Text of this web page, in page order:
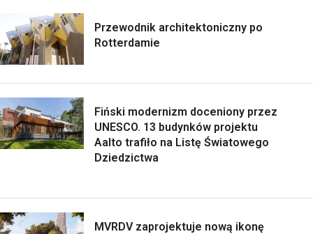
Przewodnik architektoniczny po
Rotterdamie
Fiński modernizm doceniony przez
UNESCO. 13 budynków projektu
Aalto trafiło na Listę Światowego
Dziedzictwa
MVRDV zaprojektuje nową ikonę